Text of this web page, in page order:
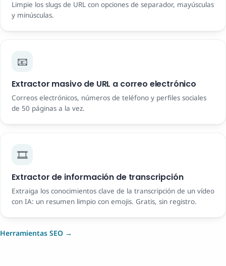
Limpie los slugs de URL con opciones de separador, mayúsculas
y minúsculas.
📧
Extractor masivo de URL a correo electrónico
Correos electrónicos, números de teléfono y perfiles sociales
de 50 páginas a la vez.
🎞️
Extractor de información de transcripción
Extraiga los conocimientos clave de la transcripción de un vídeo
con IA: un resumen limpio con emojis. Gratis, sin registro.
Herramientas SEO →